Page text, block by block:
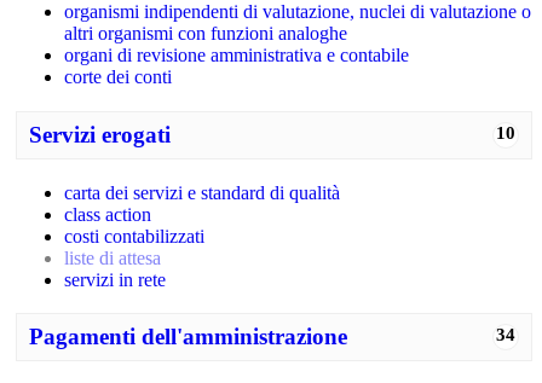
organismi indipendenti di valutazione, nuclei di valutazione o
altri organismi con funzioni analoghe
organi di revisione amministrativa e contabile
corte dei conti
10
Servizi erogati
carta dei servizi e standard di qualità
class action
costi contabilizzati
liste di attesa
servizi in rete
34
Pagamenti dell'amministrazione